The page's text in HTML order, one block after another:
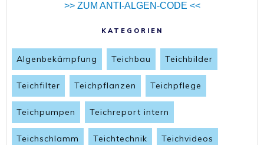
>> ZUM ANTI-ALGEN-CODE <<
KATEGORIEN
Algenbekämpfung Teichbau Teichbilder
Teichfilter Teichpflanzen Teichpflege
Teichpumpen Teichreport intern
Teichschlamm Teichtechnik Teichvideos